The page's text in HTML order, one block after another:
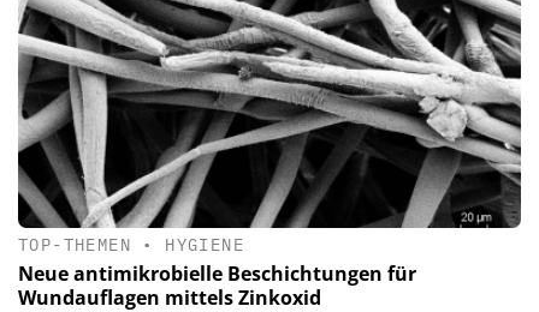
TOP-THEMEN • HYGIENE
Neue antimikrobielle Beschichtungen für
Wundauflagen mittels Zinkoxid